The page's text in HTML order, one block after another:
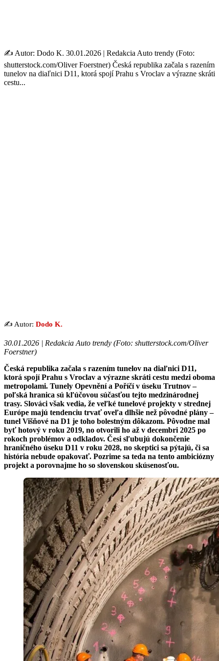
✍️ Autor: Dodo K. 30.01.2026 | Redakcia Auto trendy (Foto:
shutterstock.com/Oliver Foerstner) Česká republika začala s razením
tunelov na diaľnici D11, ktorá spojí Prahu s Vroclav a výrazne skráti
cestu...
✍️ Autor: Dodo K.
30.01.2026 | Redakcia Auto trendy (Foto: shutterstock.com/Oliver
Foerstner)
Česká republika začala s razením tunelov na diaľnici D11,
ktorá spojí Prahu s Vroclav a výrazne skráti cestu medzi oboma
metropolami. Tunely Opevnění a Poříčí v úseku Trutnov –
poľská hranica sú kľúčovou súčasťou tejto medzinárodnej
trasy. Slováci však vedia, že veľké tunelové projekty v strednej
Európe majú tendenciu trvať oveľa dlhšie než pôvodné plány –
tunel Višňové na D1 je toho bolestným dôkazom. Pôvodne mal
byť hotový v roku 2019, no otvorili ho až v decembri 2025 po
rokoch problémov a odkladov. Česi sľubujú dokončenie
hraničného úseku D11 v roku 2028, no skeptici sa pýtajú, či sa
história nebude opakovať. Pozrime sa teda na tento ambiciózny
projekt a porovnajme ho so slovenskou skúsenosťou.